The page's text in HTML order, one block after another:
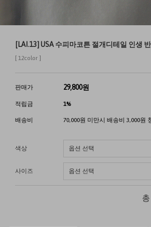
[LAI.13] USA 수피마코튼 절개디테일 인생
[ 12color ]
판매가 29,800원
적립금 1%
배송비 70,000원 미만시 배송비 3,000원
색상
사이즈